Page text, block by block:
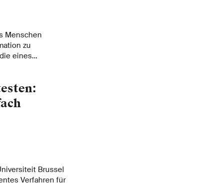
Menschen
zu
eines
Brussel
Verfahren für